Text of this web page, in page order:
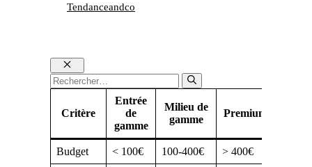
Tendanceandco
Fermer
Rechercher :
Critère
Entrée
de
gamme
Milieu de
gamme
Premium
Budget < 100€ 100-400€ > 400€